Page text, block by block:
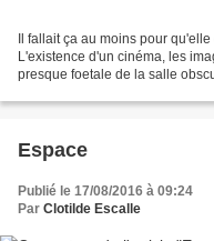
Il fallait ça au moins pour
L'existence d'un cinéma, les
presque foetale de la salle
Espace
Publié le 17/08/2016 à 09:24
Par Clotilde Escalle